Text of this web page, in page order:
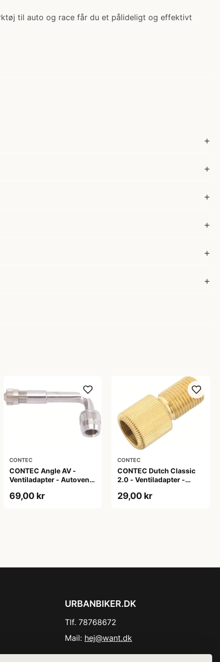
til auto og race får du et pålideligt og effektivt
CONTEC
CONTEC Angle AV -
Ventiladapter - Autoventil
69,00 kr
CONTEC
CONTEC Dutch Classic
2.0 - Ventiladapter -
Guld
29,00 kr
URBANBIKER.DK
Tlf. 78768672
Mail: hej@want.dk